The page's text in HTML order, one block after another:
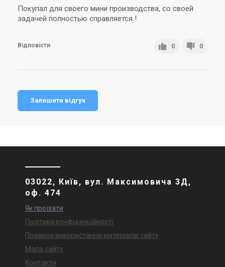
Покупал для своего мини производства, со своей
задачей полностью справляется !
Відповісти 0 0
Залишити відгук
03022, Київ, вул. Максимовича 3Д,
оф. 474
Як проїхати
Політика конфіденційності
Правила використання матеріалів сайту
Мапа сайту
Контакти